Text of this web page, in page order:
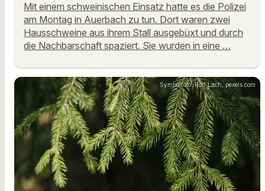
Mit einem schweinischen Einsatz hatte es die Polizei
am Montag in Auerbach zu tun. Dort waren zwei
Hausschweine aus ihrem Stall ausgebüxt und durch
die Nachbarschaft spaziert. Sie wurden in eine …
Symbolfoto: Ron Lach, pexels.com